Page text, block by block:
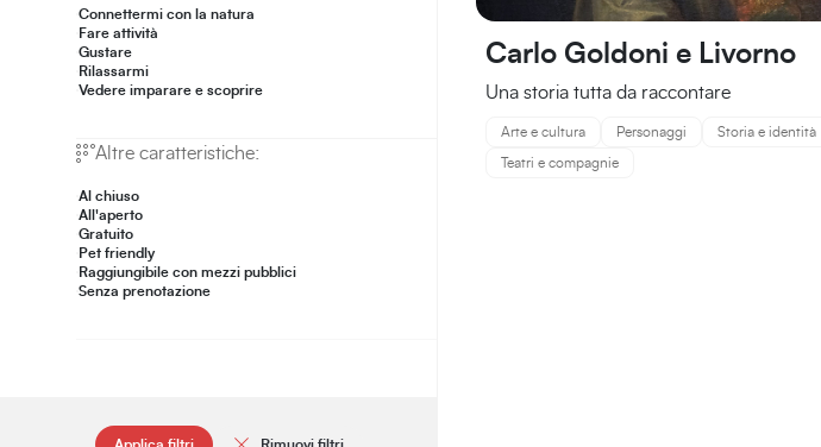
Connettermi con la natura
Fare attività
Gustare
Rilassarmi
Vedere imparare e scoprire
Altre caratteristiche:
Al chiuso
All'aperto
Gratuito
Pet friendly
Raggiungibile con mezzi pubblici
Senza prenotazione
Carlo Goldoni e Livorno
Una storia tutta da raccontare
Arte e cultura Personaggi Storia e identità
Teatri e compagnie